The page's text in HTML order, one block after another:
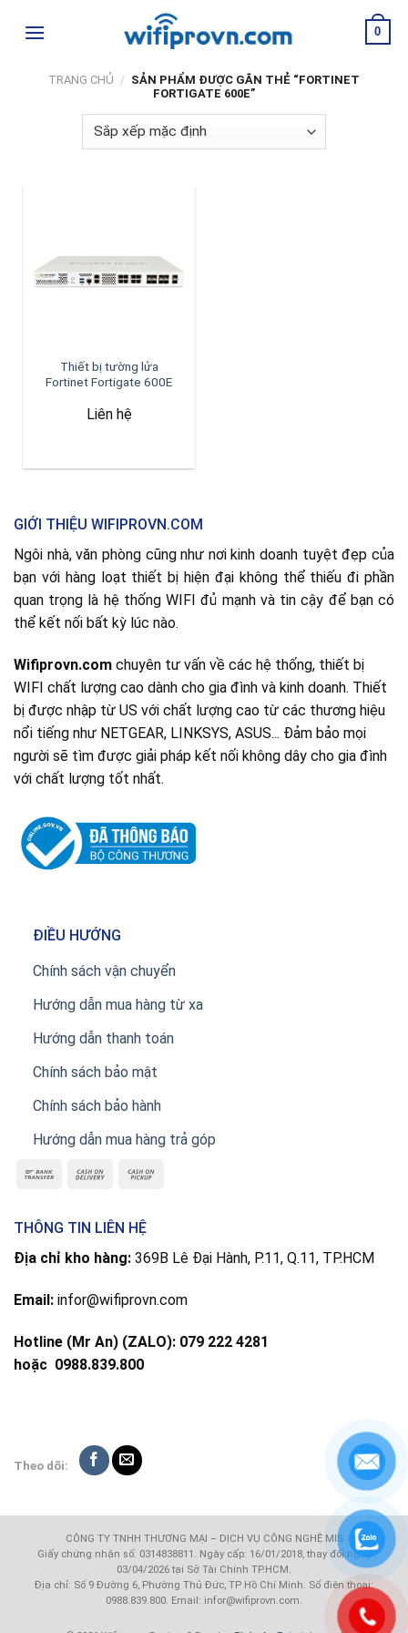
0
TRANG CHỦ / SẢN PHẨM ĐƯỢC GẮN THẺ “FORTINET
FORTIGATE 600E”
Thiết bị tường lửa
Fortinet Fortigate 600E
Liên hệ
GIỚI THIỆU WIFIPROVN.COM
Ngôi nhà, văn phòng cũng như nơi kinh doanh tuyệt đẹp của
bạn với hàng loạt thiết bị hiện đại không thể thiếu đi phần
quan trọng là hệ thống WIFI đủ mạnh và tin cậy để bạn có
thể kết nối bất kỳ lúc nào.
Wifiprovn.com chuyên tư vấn về các hệ thống, thiết bị
WIFI chất lượng cao dành cho gia đình và kinh doanh. Thiết
bị được nhập từ US với chất lượng cao từ các thương hiệu
nổi tiếng như NETGEAR, LINKSYS, ASUS... Đảm bảo mọi
người sẽ tìm được giải pháp kết nối không dây cho gia đình
với chất lượng tốt nhất.
ĐIỀU HƯỚNG
Chính sách vận chuyển
Hướng dẫn mua hàng từ xa
Hướng dẫn thanh toán
Chính sách bảo mật
Chính sách bảo hành
Hướng dẫn mua hàng trả góp
THÔNG TIN LIÊN HỆ
Địa chỉ kho hàng: 369B Lê Đại Hành, P.11, Q.11, TP.HCM
Email: infor@wifiprovn.com
Hotline (Mr An) (ZALO): 079 222 4281
hoặc 0988.839.800
Theo dõi:
CÔNG TY TNHH THƯƠNG MẠI – DỊCH VỤ CÔNG NGHỆ MIS
Giấy chứng nhận số: 0314838811. Ngày cấp: 16/01/2018, thay đổi ngày
03/04/2026 tại Sở Tài Chính TP.HCM.
Địa chỉ: Số 9 Đường 6, Phường Thủ Đức, TP Hồ Chí Minh. Số điện thoại:
0988.839.800. Email: infor@wifiprovn.com.